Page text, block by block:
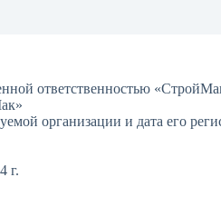
ответственностью
организации и дата его
г.